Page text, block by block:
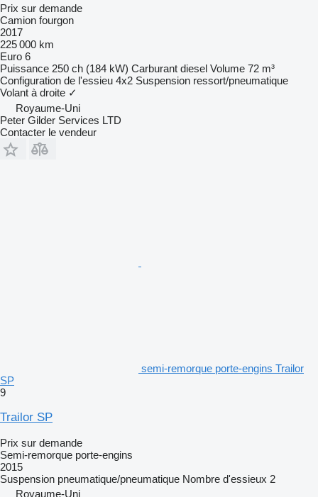
Prix sur demande
Camion fourgon
2017
225 000 km
Euro 6
Puissance 250 ch (184 kW) Carburant diesel Volume 72 m³
Configuration de l'essieu 4x2 Suspension ressort/pneumatique
Volant à droite ✓
Royaume-Uni
Peter Gilder Services LTD
Contacter le vendeur
semi-remorque porte-engins Trailor
SP
9
Trailor SP
Prix sur demande
Semi-remorque porte-engins
2015
Suspension pneumatique/pneumatique Nombre d'essieux 2
Royaume-Uni